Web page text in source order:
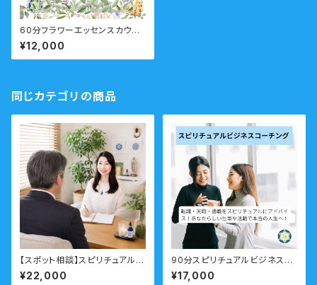
60分フラワーエッセンスカウン
セリング 対面・オンライン フ
ラワーエッセンス付
¥12,000
同じカテゴリの商品
【スポット相談】スピリチュアル相
談 ビジネス向け
¥22,000
90分スピリチュアルビジネスコ
ーチング「自分らしい仕事がした
い！」転職・天職・起業・・仕事の
¥17,000